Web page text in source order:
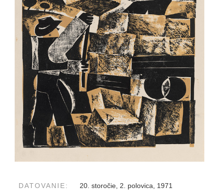
DATOVANIE: 20. storočie, 2. polovica, 1971